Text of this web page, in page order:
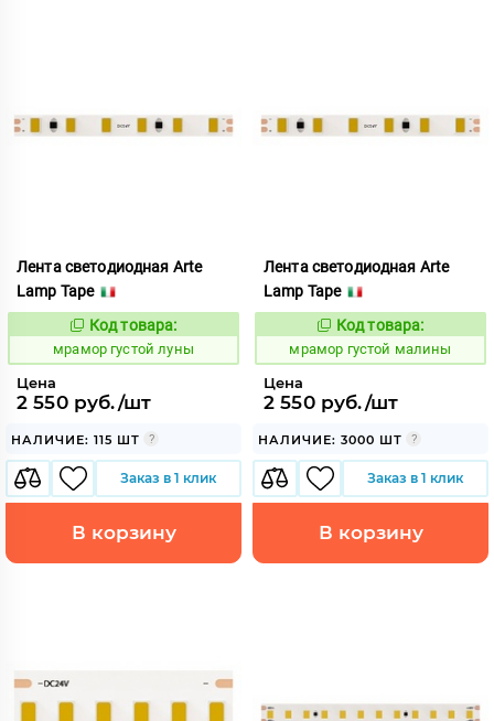
Лента светодиодная Arte
Lamp Tape
Код:
1065420
Код товара:
мрамор густой луны
Цена
2 550 руб./шт
НАЛИЧИЕ: 115 ШТ
Заказ в 1 клик
В корзину
Лента светодиодная Arte
Lamp Tape
Код:
1065421
Код товара:
мрамор густой малины
Цена
2 550 руб./шт
НАЛИЧИЕ: 3000 ШТ
Заказ в 1 клик
В корзину